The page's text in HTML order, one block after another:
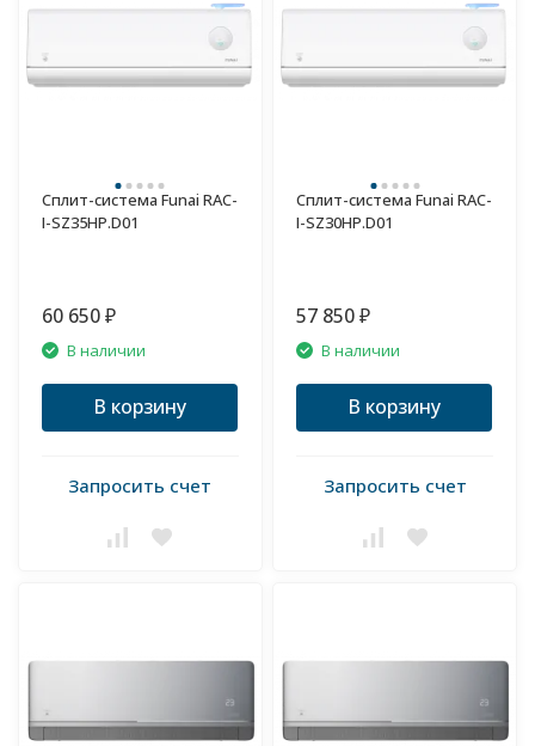
Сплит-система Funai RAC-
I-SZ35HP.D01
60 650 ₽
В наличии
В корзину
Запросить счет
Сплит-система Funai RAC-
I-SZ30HP.D01
57 850 ₽
В наличии
В корзину
Запросить счет